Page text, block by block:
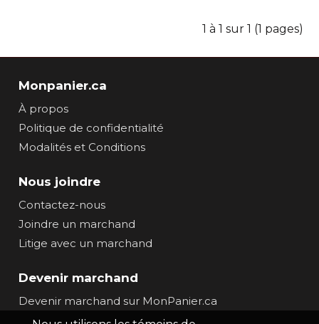
1 à 1 sur 1 (1 pages)
Monpanier.ca
À propos
Politique de confidentialité
Modalités et Conditions
Nous joindre
Contactez-nous
Joindre un marchand
Litige avec un marchand
Devenir marchand
Devenir marchand sur MonPanier.ca